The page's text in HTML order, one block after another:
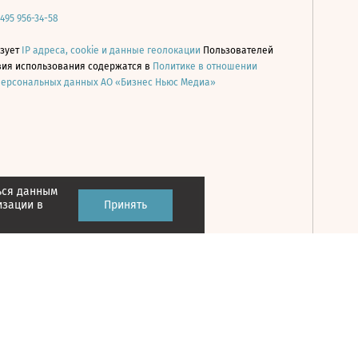
данным
в
Принять
495 956-34-58
IP адреса, cookie и данные геолокации Пользователей
использования содержатся в Политике в отношении
данных АО «Бизнес Ньюс Медиа»